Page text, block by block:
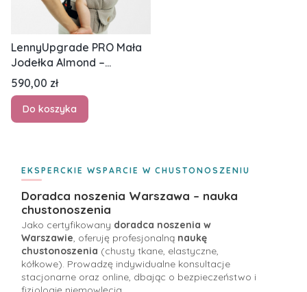
LennyUpgrade PRO Mała
Jodełka Almond –
regulowane nosidło
beżowe / kremowe
Cena
590,00 zł
Do koszyka
EKSPERCKIE WSPARCIE W CHUSTONOSZENIU
Doradca noszenia Warszawa – nauka
chustonoszenia
Jako certyfikowany doradca noszenia w
Warszawie, oferuję profesjonalną naukę
chustonoszenia (chusty tkane, elastyczne,
kółkowe). Prowadzę indywidualne konsultacje
stacjonarne oraz online, dbając o bezpieczeństwo i